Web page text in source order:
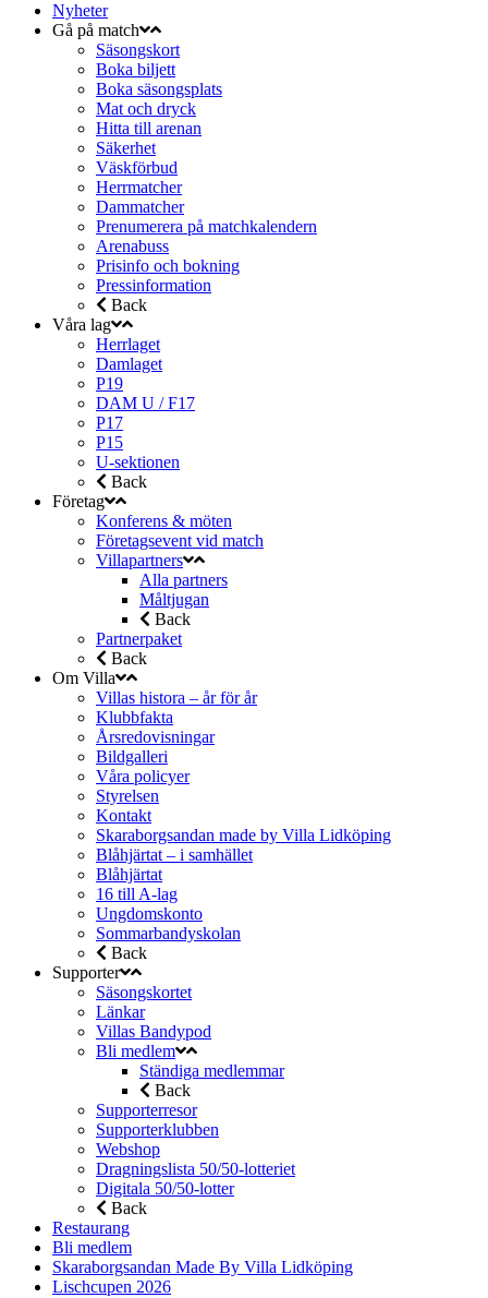
Nyheter
Gå på match
Säsongskort
Boka biljett
Boka säsongsplats
Mat och dryck
Hitta till arenan
Säkerhet
Väskförbud
Herrmatcher
Dammatcher
Prenumerera på matchkalendern
Arenabuss
Prisinfo och bokning
Pressinformation
Back
Våra lag
Herrlaget
Damlaget
P19
DAM U / F17
P17
P15
U-sektionen
Back
Företag
Konferens & möten
Företagsevent vid match
Villapartners
Alla partners
Måltjugan
Back
Partnerpaket
Back
Om Villa
Villas histora – år för år
Klubbfakta
Årsredovisningar
Bildgalleri
Våra policyer
Styrelsen
Kontakt
Skaraborgsandan made by Villa Lidköping
Blåhjärtat – i samhället
Blåhjärtat
16 till A-lag
Ungdomskonto
Sommarbandyskolan
Back
Supporter
Säsongskortet
Länkar
Villas Bandypod
Bli medlem
Ständiga medlemmar
Back
Supporterresor
Supporterklubben
Webshop
Dragningslista 50/50-lotteriet
Digitala 50/50-lotter
Back
Restaurang
Bli medlem
Skaraborgsandan Made By Villa Lidköping
Lischcupen 2026